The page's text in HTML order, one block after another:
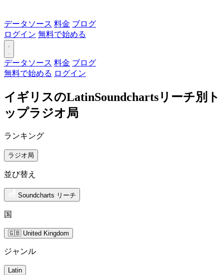
データソース 料金 ブログ
ログイン 無料で始める
データソース 料金 ブログ
無料で始める ログイン
イギリスのLatinSoundchartsリーチ別ト
ップラジオ局
ランキング
ラジオ局
並び替え
Soundcharts リーチ
国
🇬🇧 United Kingdom
ジャンル
Latin